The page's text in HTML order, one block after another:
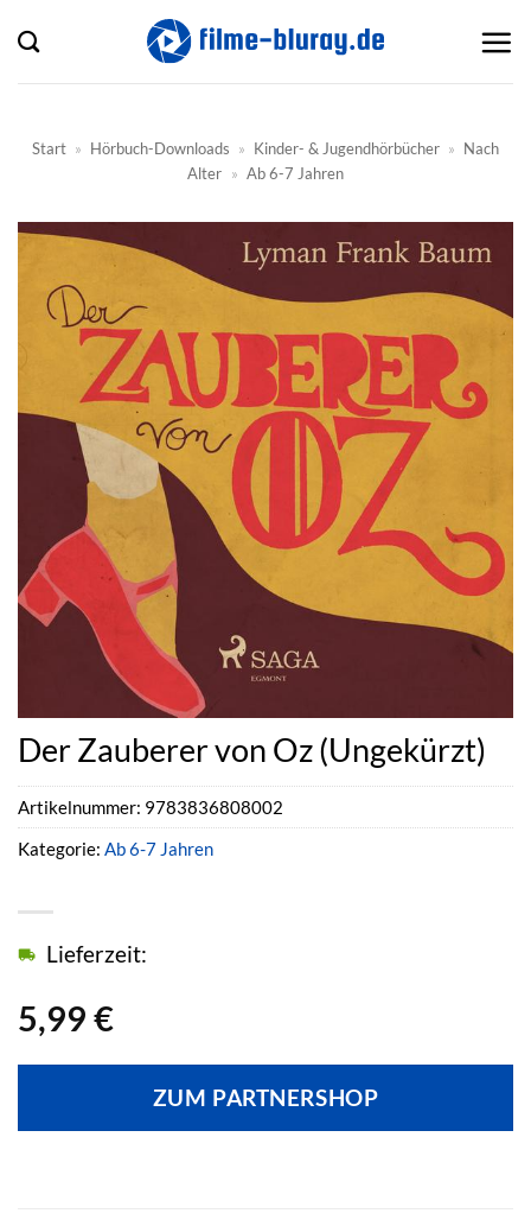
Inhalt
springen
Start » Hörbuch-Downloads » Kinder- & Jugendhörbücher » Nach
Alter » Ab 6-7 Jahren
Der Zauberer von Oz (Ungekürzt)
5,99 €
Lieferzeit:
ZUM PARTNERSHOP
Artikelnummer: 9783836808002
Kategorie: Ab 6-7 Jahren